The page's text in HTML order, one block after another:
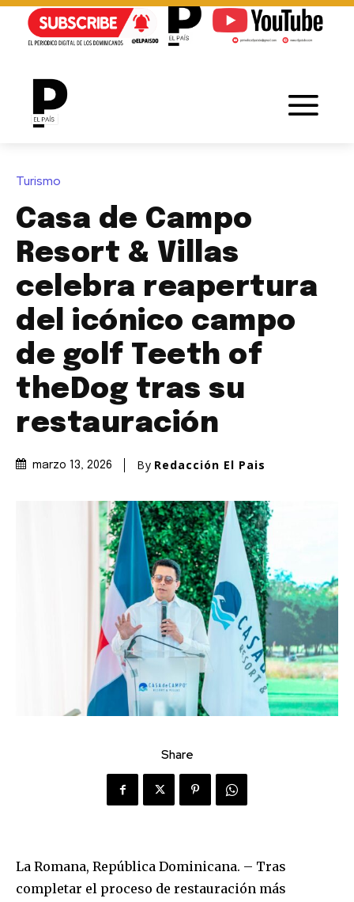
Turismo
Casa de Campo
Resort & Villas
celebra reapertura
del icónico campo
de golf Teeth of
theDog tras su
restauración
marzo 13, 2026 By Redacción El Pais
Share
La Romana, República Dominicana. – Tras
completar el proceso de restauración más